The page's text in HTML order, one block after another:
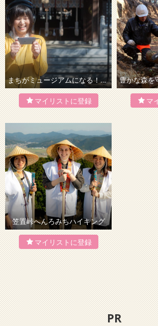
まちがミュージアムになる！八幡浜町並み音声ガイドツアー
笠置峠へんろみちハイキング
PR